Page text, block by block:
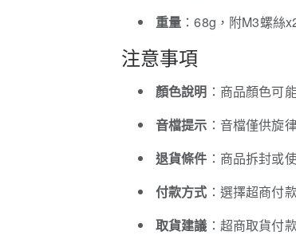
重量 ：68g，附M3螺絲
注意事項
顏色說明 ：商品顏色可
音檔提示 ：音檔僅供旋
退貨條件 ：商品拆封或
付款方式 ：選擇超商付
取貨建議 ：超商取貨付